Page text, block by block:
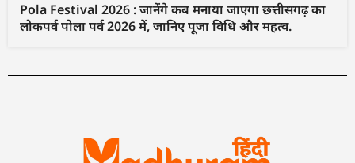
Pola Festival 2026 : जानेंगे कब मनाया जाएगा छत्तीसगढ़ का
लोकपर्व पोला पर्व 2026 में, जानिए पूजा विधि और महत्व.